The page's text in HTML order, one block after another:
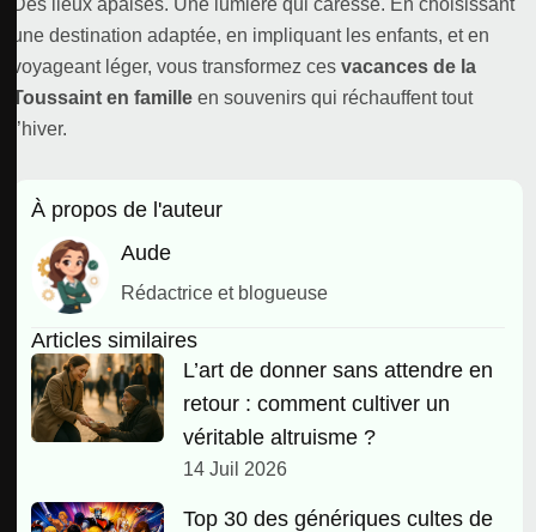
Des lieux apaisés. Une lumière qui caresse. En choisissant
une destination adaptée, en impliquant les enfants, et en
voyageant léger, vous transformez ces vacances de la
Toussaint en famille en souvenirs qui réchauffent tout
l’hiver.
À propos de l'auteur
Aude
Rédactrice et blogueuse
Articles similaires
L’art de donner sans attendre en
retour : comment cultiver un
véritable altruisme ?
14 Juil 2026
Top 30 des génériques cultes de